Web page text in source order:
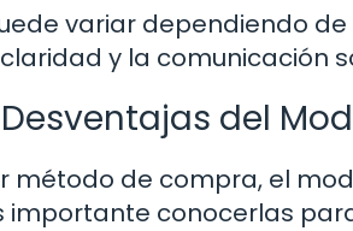
variar dependiendo
y la comunicación
del
método de compra, el
importante conocerlas